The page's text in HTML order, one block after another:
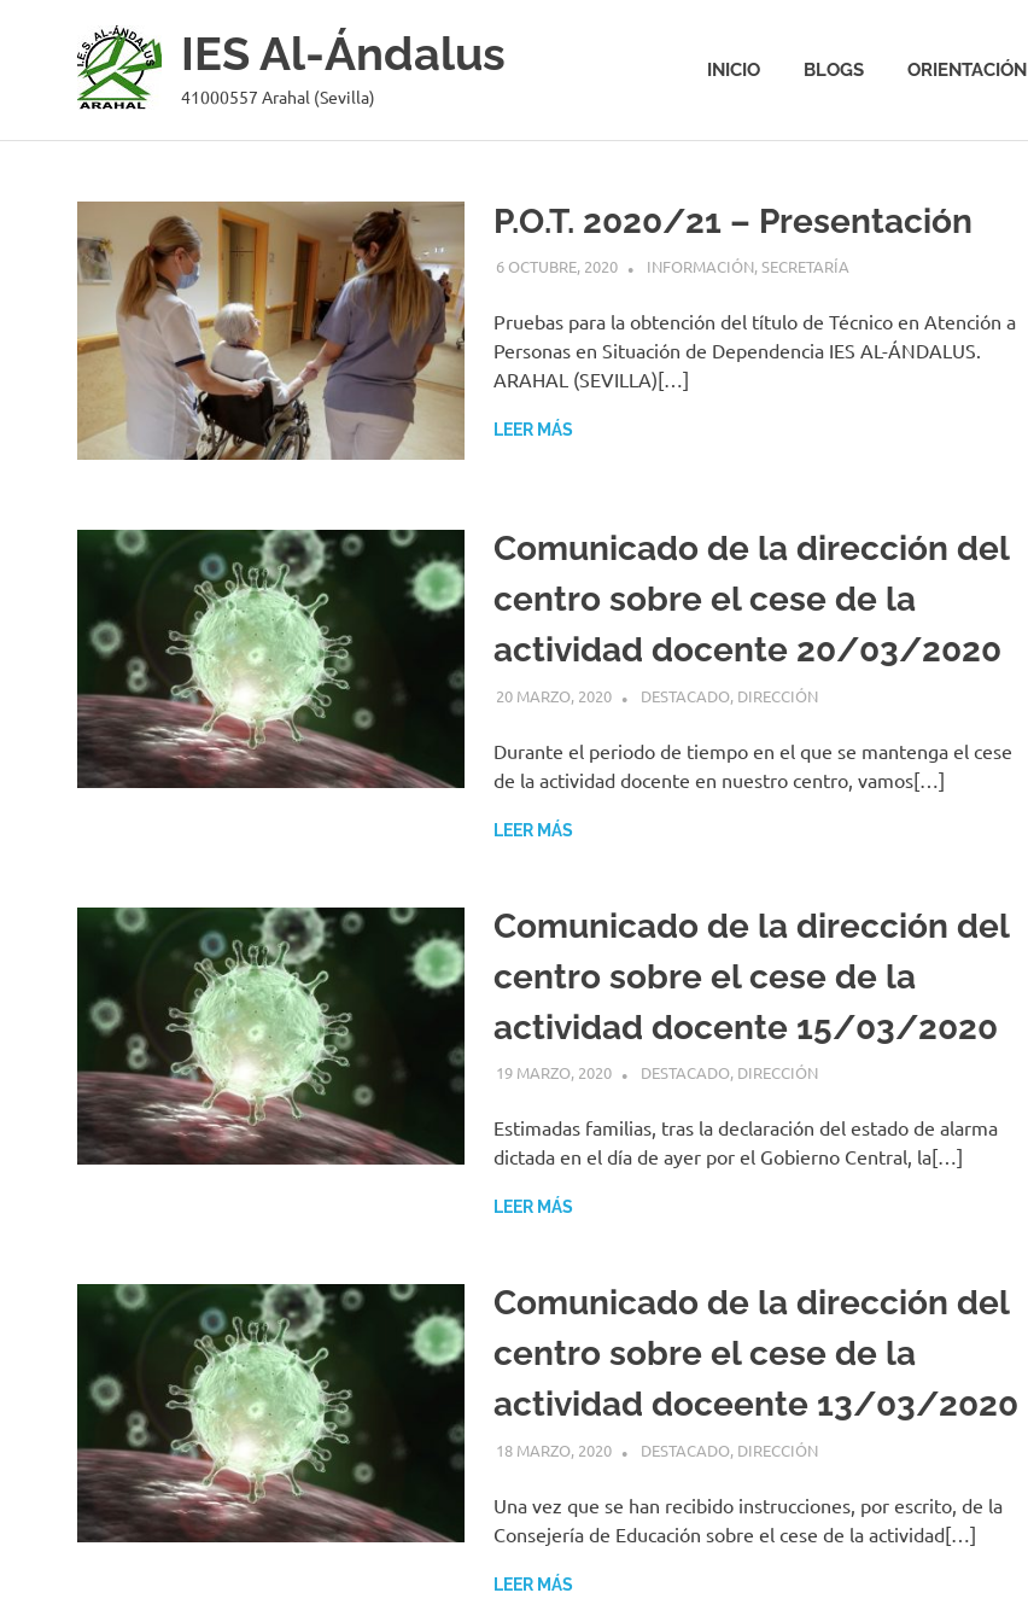
contenido
IES Al-Ándalus
41000557 Arahal (Sevilla)
INICIO BLOGS ORIENTACIÓN
P.O.T. 2020/21 – Presentación
6 OCTUBRE, 2020 JASVAZQUEZ
INFORMACIÓN,SECRETARÍA
Pruebas para la obtención del título de Técnico en Atención a
Personas en Situación de Dependencia IES AL-ÁNDALUS.
ARAHAL (SEVILLA)[…]
LEER MÁS
Comunicado de la dirección del
centro sobre el cese de la
actividad docente 20/03/2020
20 MARZO, 2020 MIGUEL RUÍZ
DESTACADO, DIRECCIÓN
Durante el periodo de tiempo en el que se mantenga el cese
de la actividad docente en nuestro centro, vamos[…]
LEER MÁS
Comunicado de la dirección del
centro sobre el cese de la
actividad docente 15/03/2020
19 MARZO, 2020 MIGUEL RUÍZ
DESTACADO, DIRECCIÓN
Estimadas familias, tras la declaración del estado de alarma
dictada en el día de ayer por el Gobierno Central, la[…]
LEER MÁS
Comunicado de la dirección del
centro sobre el cese de la
actividad doceente 13/03/2020
18 MARZO, 2020 MIGUEL RUÍZ
DESTACADO, DIRECCIÓN
Una vez que se han recibido instrucciones, por escrito, de la
Consejería de Educación sobre el cese de la actividad[…]
LEER MÁS